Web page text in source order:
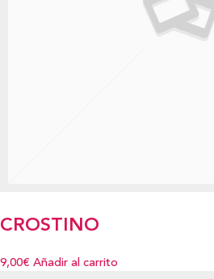
CROSTINO
9,00€ Añadir al carrito